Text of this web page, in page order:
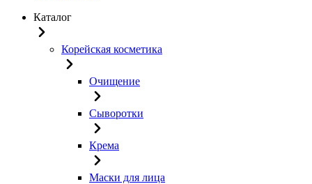
Каталог
Корейская косметика
Очищение
Сыворотки
Крема
Маски для лица